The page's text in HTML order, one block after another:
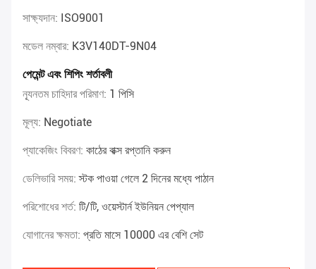
সাক্ষ্যদান: ISO9001
মডেল নম্বার: K3V140DT-9N04
পেমেন্ট এবং শিপিং শর্তাবলী
ন্যূনতম চাহিদার পরিমাণ: 1 পিসি
মূল্য: Negotiate
প্যাকেজিং বিবরণ: কাঠের বাক্স রপ্তানি করুন
ডেলিভারি সময়:স্টক পাওয়া গেলে 2 দিনের মধ্যে পাঠান
পরিশোধের শর্ত: টি/টি, ওয়েস্টার্ন ইউনিয়ন পেপ্যাল
যোগানের ক্ষমতা: প্রতি মাসে 10000 এর বেশি সেট